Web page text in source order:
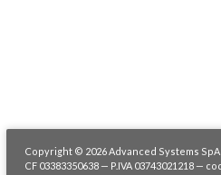
Copyright © 2026 Advanced Systems
CF 03383350638 — P.IVA 03743021218 —